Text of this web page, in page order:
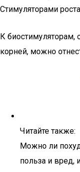
Стимуляторами роста
К
корней, можно
Читайте также:
Можно ли
польза и вред,